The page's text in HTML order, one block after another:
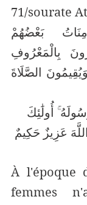
71/sourate
أُولَٰئِكَ
عَزِيزٌ حَكِيمٌ
À l'époque
femmes